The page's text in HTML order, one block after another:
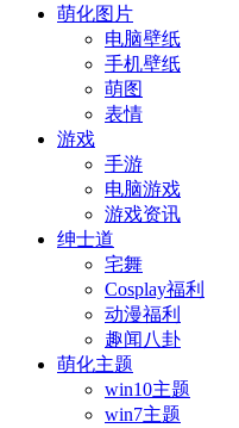
萌化图片
电脑壁纸
手机壁纸
萌图
表情
游戏
手游
电脑游戏
游戏资讯
绅士道
宅舞
Cosplay福利
动漫福利
趣闻八卦
萌化主题
win10主题
win7主题